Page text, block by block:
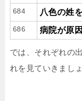
684 八色の姓
686 病院が原
では、それぞれの
れを見ていきましょ